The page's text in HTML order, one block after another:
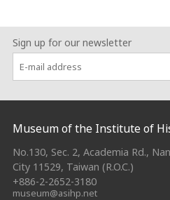
Sign up for our newsletter
:::
Museum of the Institute of
No.130, Sec. 2, Academia Rd.,
City 11529, Taiwan (R.O.C.)
+886-2-2652-3180
museum@asihp.net